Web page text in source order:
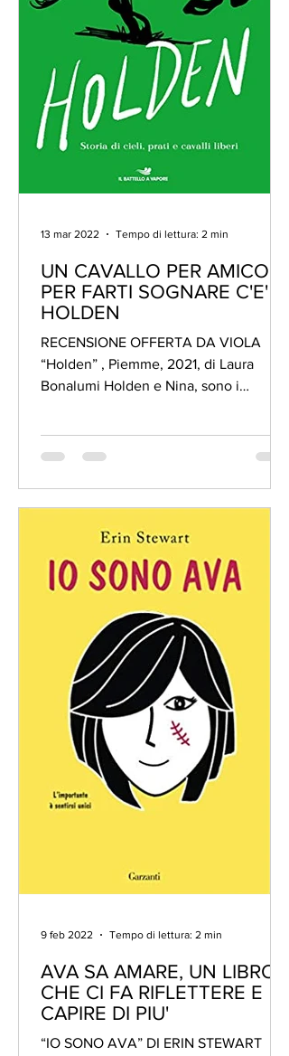
UN CAVALLO PER AMICO:
PER FARTI SOGNARE C'E'
HOLDEN
RECENSIONE OFFERTA DA VIOLA
“Holden” , Piemme, 2021, di Laura
Bonalumi Holden e Nina, sono i
13 mar 2022 Tempo di lettura: 2 min
AVA SA AMARE, UN LIBRO
CHE CI FA RIFLETTERE E
CAPIRE DI PIU'
“IO SONO AVA” DI ERIN STEWART
9 feb 2022 Tempo di lettura: 2 min